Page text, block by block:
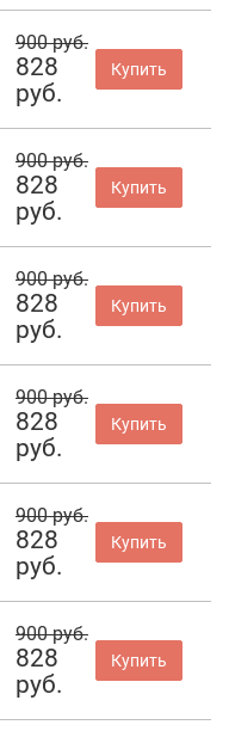
900 руб.
828
руб.
Купить
900 руб.
828
руб.
Купить
900 руб.
828
руб.
Купить
900 руб.
828
руб.
Купить
900 руб.
828
руб.
Купить
900 руб.
828
руб.
Купить